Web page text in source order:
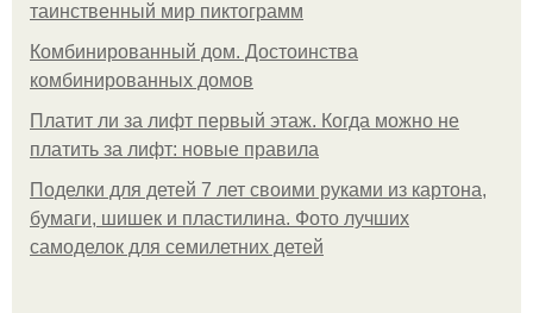
таинственный мир пиктограмм
Комбинированный дом. Достоинства
комбинированных домов
Платит ли за лифт первый этаж. Когда можно не
платить за лифт: новые правила
Поделки для детей 7 лет своими руками из картона,
бумаги, шишек и пластилина. Фото лучших
самоделок для семилетних детей